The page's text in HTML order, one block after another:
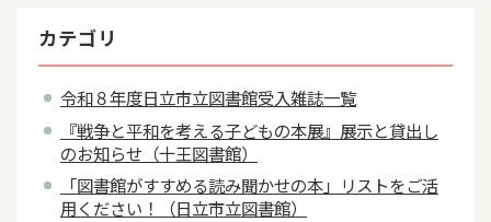
カテゴリ
令和８年度日立市立図書館受入雑誌一覧
『戦争と平和を考える子どもの本展』展示と貸出し
のお知らせ（十王図書館）
「図書館がすすめる読み聞かせの本」リストをご活
用ください！（日立市立図書館）